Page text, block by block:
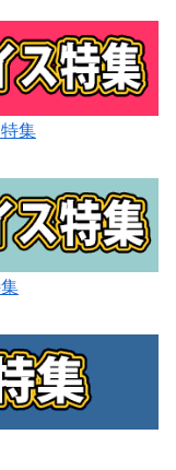
集